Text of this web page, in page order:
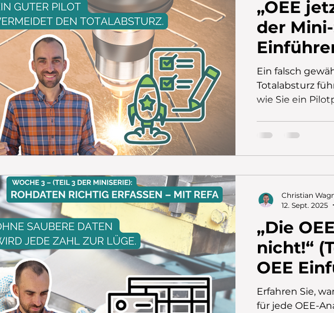
„OEE
der
Ein falsch
Totalabsturz
wie Sie ein
„Die
nicht!“
OEE
Erfahren Sie,
für jede OEE-
Christian
12. Sept. 2025